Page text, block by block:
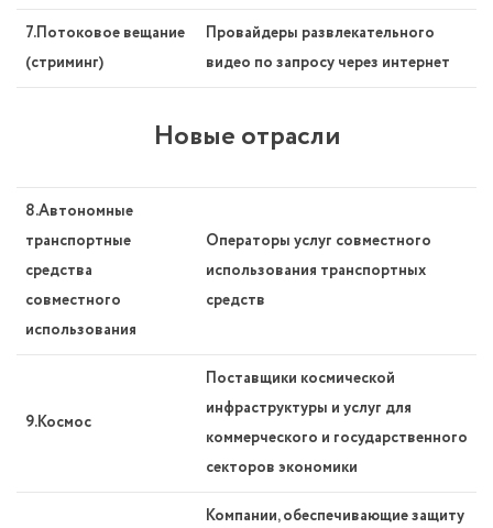
7.Потоковое вещание
(cтриминг)
Провайдеры развлекательного
видео по запросу через интернет
Новые отрасли
8.Автономные
транспортные
средства
совместного
использования
Операторы услуг совместного
использования транспортных
средств
9.Космос
Поставщики космической
инфраструктуры и услуг для
коммерческого и государственного
секторов экономики
Компании, обеспечивающие защиту